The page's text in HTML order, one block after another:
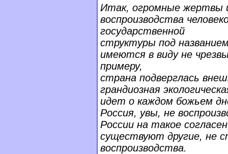
Итак, огромные жертвы
воспроизводства
государственной
структуры под
имеются в виду не
примеру,
страна подверглась
грандиозная
идет о каждом божьем
Россия, увы, не
России на такое
существуют другие, не
воспроизводства.